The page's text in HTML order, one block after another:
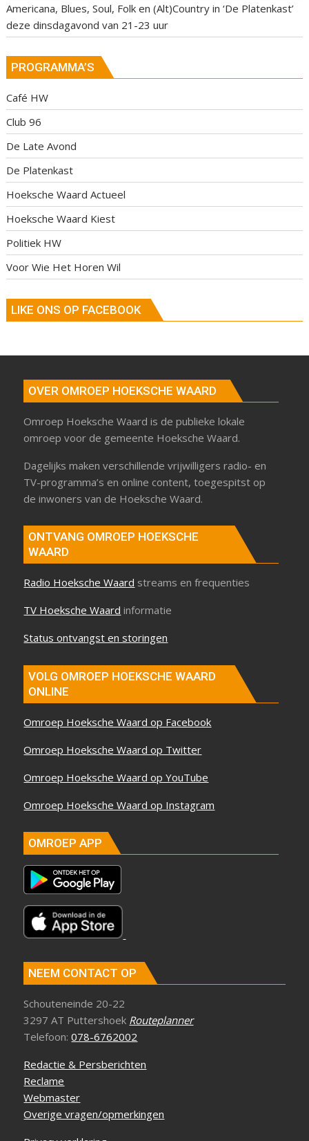
Americana, Blues, Soul, Folk en (Alt)Country in ‘De Platenkast’
deze dinsdagavond van 21-23 uur
PROGRAMMA’S
Café HW
Club 96
De Late Avond
De Platenkast
Hoeksche Waard Actueel
Hoeksche Waard Kiest
Politiek HW
Voor Wie Het Horen Wil
LIKE ONS OP FACEBOOK
OVER OMROEP HOEKSCHE WAARD
Omroep Hoeksche Waard is de publieke lokale
omroep voor de gemeente Hoeksche Waard.
Dagelijks maken verschillende vrijwilligers radio- en
TV-programma’s en online content, toegespitst op
de inwoners van de Hoeksche Waard.
ONTVANG OMROEP HOEKSCHE
WAARD
Radio Hoeksche Waard streams en frequenties
TV Hoeksche Waard informatie
Status ontvangst en storingen
VOLG OMROEP HOEKSCHE WAARD
ONLINE
Omroep Hoeksche Waard op Facebook
Omroep Hoeksche Waard op Twitter
Omroep Hoeksche Waard op YouTube
Omroep Hoeksche Waard op Instagram
OMROEP APP
NEEM CONTACT OP
Schouteneinde 20-22
3297 AT Puttershoek Routeplanner
Telefoon:078-6762002
Redactie & Persberichten
Reclame
Webmaster
Overige vragen/opmerkingen